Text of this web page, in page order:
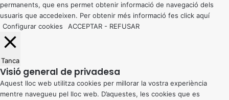
permanents, que ens permet obtenir informació de navegació dels
usuaris que accedeixen. Per obtenir més informació fes click aquí
Configurar cookies
ACCEPTAR - REFUSAR
Tanca
Visió general de privadesa
Aquest lloc web utilitza cookies per millorar la vostra experiència
mentre navegueu pel lloc web. D’aquestes, les cookies que es